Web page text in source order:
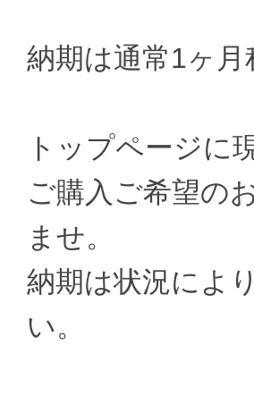
納期は通常1ヶ
トップページに
ご購入ご希望の
ませ。
納期は状況によ
い。